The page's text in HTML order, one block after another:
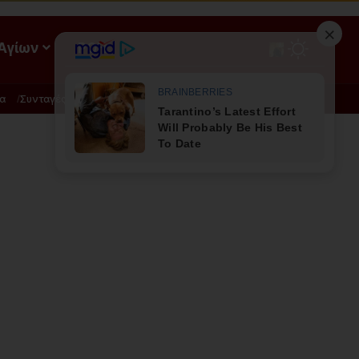
ΡΟΗ
Συνταγές Διατροφή - Φυσική Ιατρική